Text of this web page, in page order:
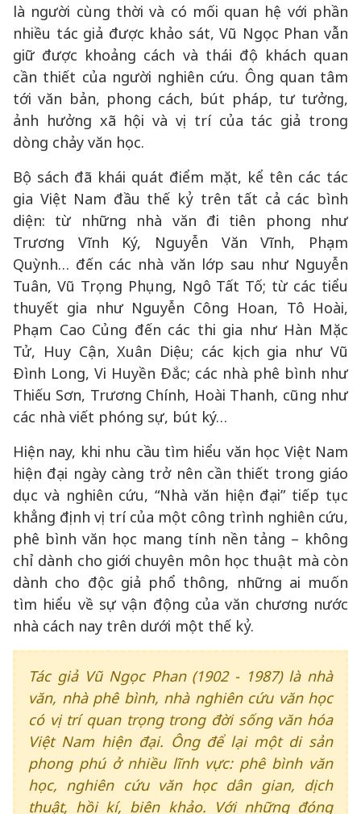
là người cùng thời và có mối quan hệ với phần
nhiều tác giả được khảo sát, Vũ Ngọc Phan vẫn
giữ được khoảng cách và thái độ khách quan
cần thiết của người nghiên cứu. Ông quan tâm
tới văn bản, phong cách, bút pháp, tư tưởng,
ảnh hưởng xã hội và vị trí của tác giả trong
dòng chảy văn học.
Bộ sách đã khái quát điểm mặt, kể tên các tác
gia Việt Nam đầu thế kỷ trên tất cả các bình
diện: từ những nhà văn đi tiên phong như
Trương Vĩnh Ký, Nguyễn Văn Vĩnh, Phạm
Quỳnh… đến các nhà văn lớp sau như Nguyễn
Tuân, Vũ Trọng Phụng, Ngô Tất Tố; từ các tiểu
thuyết gia như Nguyễn Công Hoan, Tô Hoài,
Phạm Cao Củng đến các thi gia như Hàn Mặc
Tử, Huy Cận, Xuân Diệu; các kịch gia như Vũ
Đình Long, Vi Huyền Đắc; các nhà phê bình như
Thiếu Sơn, Trương Chính, Hoài Thanh, cũng như
các nhà viết phóng sự, bút ký…
Hiện nay, khi nhu cầu tìm hiểu văn học Việt Nam
hiện đại ngày càng trở nên cần thiết trong giáo
dục và nghiên cứu, “Nhà văn hiện đại” tiếp tục
khẳng định vị trí của một công trình nghiên cứu,
phê bình văn học mang tính nền tảng – không
chỉ dành cho giới chuyên môn học thuật mà còn
dành cho độc giả phổ thông, những ai muốn
tìm hiểu về sự vận động của văn chương nước
nhà cách nay trên dưới một thế kỷ.
Tác giả Vũ Ngọc Phan (1902 - 1987) là nhà
văn, nhà phê bình, nhà nghiên cứu văn học
có vị trí quan trọng trong đời sống văn hóa
Việt Nam hiện đại. Ông để lại một di sản
phong phú ở nhiều lĩnh vực: phê bình văn
học, nghiên cứu văn học dân gian, dịch
thuật, hồi kí, biên khảo. Với những đóng